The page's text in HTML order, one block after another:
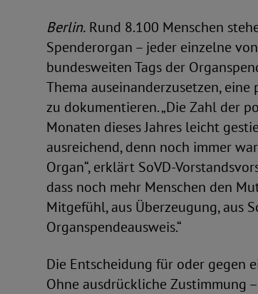
Berlin. Rund 8.100 Menschen
Spenderorgan – jeder einzelne
bundesweiten Tags der
Thema auseinanderzusetzen,
zu dokumentieren. „Die Zahl der
Monaten dieses Jahres leicht
ausreichend, denn noch immer
Organ“, erklärt SoVD-
dass noch mehr Menschen den
Mitgefühl, aus Überzeugung, aus
Organspendeausweis.“
Die Entscheidung für oder gegen
Ohne ausdrückliche Zustimmung